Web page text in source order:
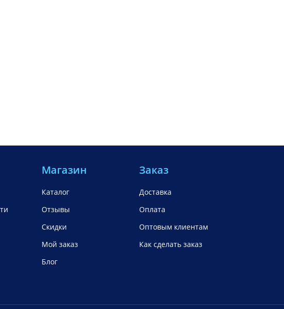
Магазин
Каталог
Отзывы
Скидки
Мой заказ
Блог
Заказ
Доставка
Оплата
Оптовым клиентам
Как сделать заказ